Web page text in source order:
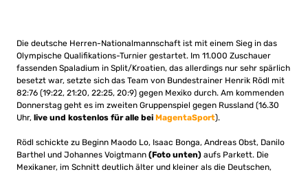
Die deutsche Herren-Nationalmannschaft ist mit einem Sieg in das
Olympische Qualifikations-Turnier gestartet. Im 11.000 Zuschauer
fassenden Spaladium in Split/Kroatien, das allerdings nur sehr spärlich
besetzt war, setzte sich das Team von Bundestrainer Henrik Rödl mit
82:76 (19:22, 21:20, 22:25, 20:9) gegen Mexiko durch. Am kommenden
Donnerstag geht es im zweiten Gruppenspiel gegen Russland (16.30
Uhr, live und kostenlos für alle bei MagentaSport).
Rödl schickte zu Beginn Maodo Lo, Isaac Bonga, Andreas Obst, Danilo
Barthel und Johannes Voigtmann (Foto unten) aufs Parkett. Die
Mexikaner, im Schnitt deutlich älter und kleiner als die Deutschen,